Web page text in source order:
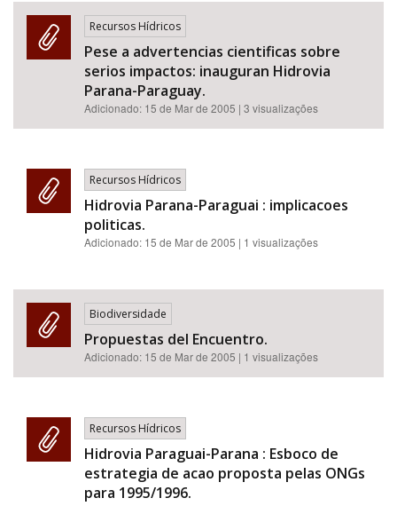
Recursos Hídricos
Pese a advertencias cientificas sobre
serios impactos: inauguran Hidrovia
Parana-Paraguay.
Adicionado: 15 de Mar de 2005 | 3 visualizações
Recursos Hídricos
Hidrovia Parana-Paraguai : implicacoes
politicas.
Adicionado: 15 de Mar de 2005 | 1 visualizações
Biodiversidade
Propuestas del Encuentro.
Adicionado: 15 de Mar de 2005 | 1 visualizações
Recursos Hídricos
Hidrovia Paraguai-Parana : Esboco de
estrategia de acao proposta pelas ONGs
para 1995/1996.